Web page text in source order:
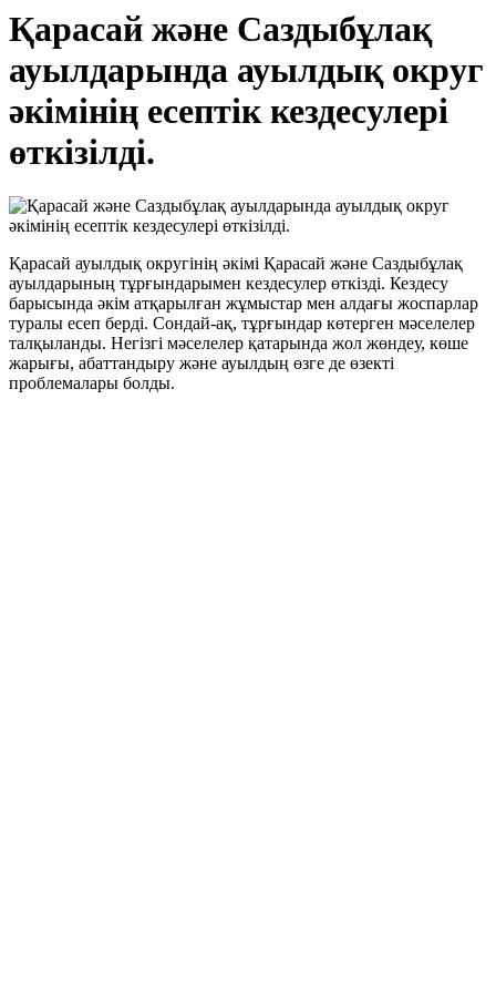
Қарасай және Саздыбұлақ
ауылдарында ауылдық округ
әкімінің есептік кездесулері
өткізілді.
Қарасай ауылдық округінің әкімі Қарасай және Саздыбұлақ
ауылдарының тұрғындарымен кездесулер өткізді. Кездесу
барысында әкім атқарылған жұмыстар мен алдағы жоспарлар
туралы есеп берді. Сондай-ақ, тұрғындар көтерген мәселелер
талқыланды. Негізгі мәселелер қатарында жол жөндеу, көше
жарығы, абаттандыру және ауылдың өзге де өзекті
проблемалары болды.